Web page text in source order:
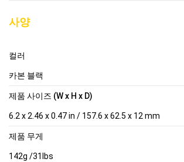
사양
컬러
카본 블랙
제품 사이즈 (W x H x D)
6.2 x 2.46 x 0.47 in / 157.6 x 62.5 x 12 mm
제품 무게
142g /31lbs